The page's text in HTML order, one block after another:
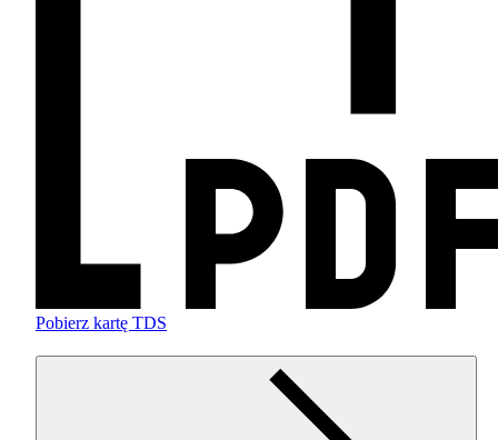
Pobierz kartę TDS